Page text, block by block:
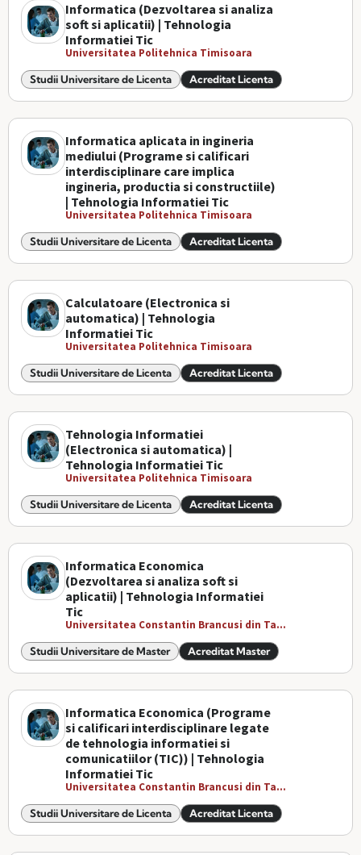
Informatica (Dezvoltarea si analiza
soft si aplicatii) | Tehnologia
Informatiei Tic
Universitatea Politehnica Timisoara
Studii Universitare de Licenta Acreditat Licenta
Informatica aplicata in ingineria
mediului (Programe si calificari
interdisciplinare care implica
ingineria, productia si constructiile)
| Tehnologia Informatiei Tic
Universitatea Politehnica Timisoara
Studii Universitare de Licenta Acreditat Licenta
Calculatoare (Electronica si
automatica) | Tehnologia
Informatiei Tic
Universitatea Politehnica Timisoara
Studii Universitare de Licenta Acreditat Licenta
Tehnologia Informatiei
(Electronica si automatica) |
Tehnologia Informatiei Tic
Universitatea Politehnica Timisoara
Studii Universitare de Licenta Acreditat Licenta
Informatica Economica
(Dezvoltarea si analiza soft si
aplicatii) | Tehnologia Informatiei
Tic
Universitatea Constantin Brancusi din Ta...
Studii Universitare de Master Acreditat Master
Informatica Economica (Programe
si calificari interdisciplinare legate
de tehnologia informatiei si
comunicatiilor (TIC)) | Tehnologia
Informatiei Tic
Universitatea Constantin Brancusi din Ta...
Studii Universitare de Licenta Acreditat Licenta